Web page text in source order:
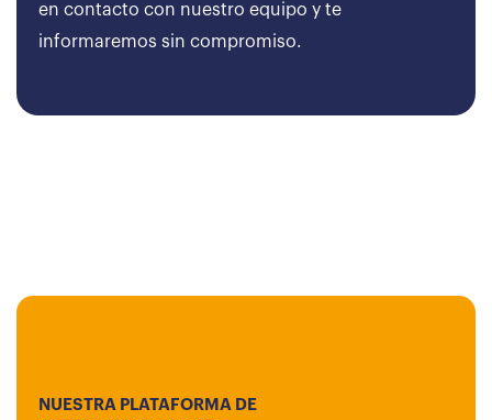
en contacto con nuestro equipo y te
informaremos sin compromiso.
NUESTRA PLATAFORMA DE